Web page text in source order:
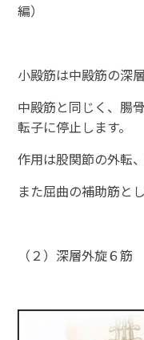
編）
小殿筋は中殿筋の深
中殿筋と同じく、腸
転子に停止します。
作用は股関節の外転、
また屈曲の補助筋と
（２）深層外旋６筋